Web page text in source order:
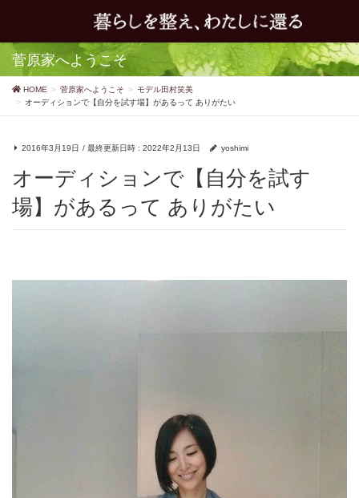
菅原家へようこそ
HOME 菅原家へようこそ
モデル田村笑美
オーディションで【自分を試す場】があるって ありがたい
2016年3月19日 / 最終更新日時 : 2022年2月13日 yoshimi
オーディションで【自分を試す
場】があるって ありがたい